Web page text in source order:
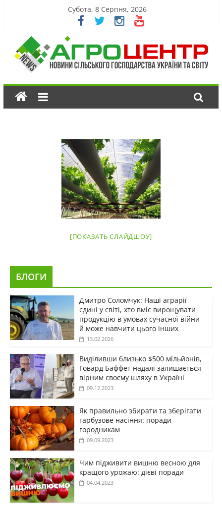
Субота, 8 Серпня, 2026
[ПОКАЗАТЬ СЛАЙДШОУ]
БЛОГИ
Дмитро Соломчук: Наші аграрії
єдині у світі, хто вміє вирощувати
продукцію в умовах сучасної війни
й може навчити цього інших
13.02.2026
Виділивши близько $500 мільйонів,
Говард Баффет надалі залишається
вірним своєму шляху в Україні
09.12.2023
Як правильно збирати та зберігати
гарбузове насіння: поради
городникам
09.09.2023
Чим підживити вишню весною для
кращого урожаю: дієві поради
04.04.2023